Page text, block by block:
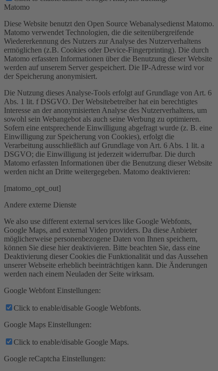
Matomo
Diese Website benutzt den Open Source Webanalysedienst Matomo.
Matomo verwendet Technologien, die die seitenübergreifende
Wiedererkennung des Nutzers zur Analyse des Nutzerverhaltens
ermöglichen (z.B. Cookies oder Device-Fingerprinting). Die durch
Matomo erfassten Informationen über die Benutzung dieser Website
werden auf unserem Server gespeichert. Die IP-Adresse wird vor
der Speicherung anonymisiert.
Die Nutzung dieses Analyse-Tools erfolgt auf Grundlage von Art. 6
Abs. 1 lit. f DSGVO. Der Websitebetreiber hat ein berechtigtes
Interesse an der anonymisierten Analyse des Nutzerverhaltens, um
sowohl sein Webangebot als auch seine Werbung zu optimieren.
Sofern eine entsprechende Einwilligung abgefragt wurde (z. B. eine
Einwilligung zur Speicherung von Cookies), erfolgt die
Verarbeitung ausschließlich auf Grundlage von Art. 6 Abs. 1 lit. a
DSGVO; die Einwilligung ist jederzeit widerrufbar. Die durch
Matomo erfassten Informationen über die Benutzung dieser Website
werden nicht an Dritte weitergegeben. Matomo deaktivieren:
[matomo_opt_out]
Andere externe Dienste
We also use different external services like Google Webfonts,
Google Maps, and external Video providers. Da diese Anbieter
möglicherweise personenbezogene Daten von Ihnen speichern,
können Sie diese hier deaktivieren. Bitte beachten Sie, dass eine
Deaktivierung dieser Cookies die Funktionalität und das Aussehen
unserer Webseite erheblich beeinträchtigen kann. Die Änderungen
werden nach einem Neuladen der Seite wirksam.
Google Webfont Einstellungen:
Click to enable/disable Google Webfonts.
Google Maps Einstellungen:
Click to enable/disable Google Maps.
Google reCaptcha Einstellungen: